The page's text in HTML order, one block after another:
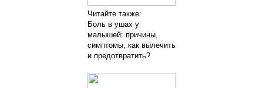
Читайте также:
Боль в ушах у
малышей: причины,
симптомы, как вылечить
и предотвратить?